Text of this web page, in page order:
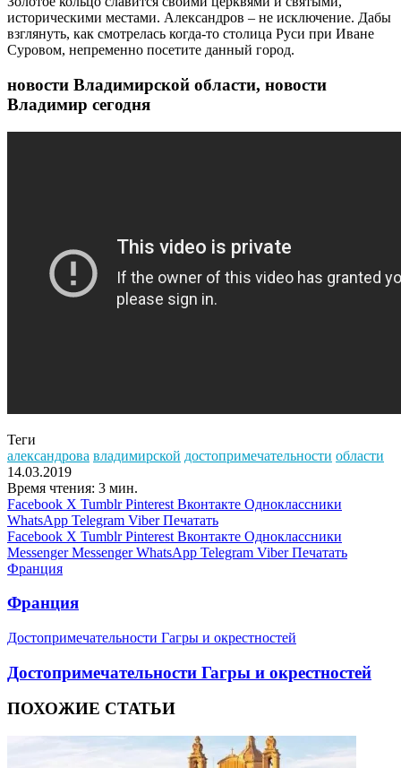
историческими местами. Александров – не исключение. Дабы
взглянуть, как смотрелась когда-то столица Руси при Иване
Суровом, непременно посетите данный город.
новости Владимирской области, новости
Владимир сегодня
Теги
александрова владимирской достопримечательности области
14.03.2019
Время чтения: 3 мин.
Facebook X Tumblr Pinterest Вконтакте Одноклассники
WhatsApp Telegram Viber Печатать
Facebook X Tumblr Pinterest Вконтакте Одноклассники
Messenger Messenger WhatsApp Telegram Viber Печатать
Франция
Франция
Достопримечательности Гагры и окрестностей
Достопримечательности Гагры и окрестностей
ПОХОЖИЕ СТАТЬИ